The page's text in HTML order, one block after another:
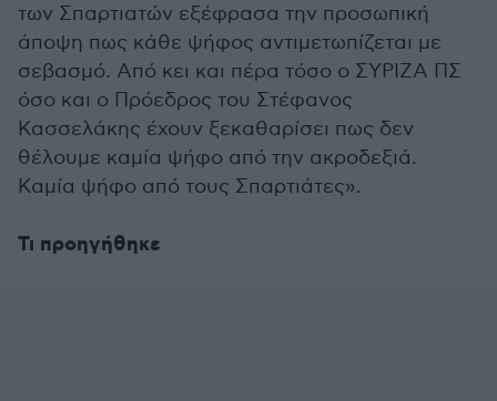
των Σπαρτιατών εξέφρασα την προσωπική
άποψη πως κάθε ψήφος αντιμετωπίζεται με
σεβασμό. Από κει και πέρα τόσο ο ΣΥΡΙΖΑ ΠΣ
όσο και ο Πρόεδρος του Στέφανος
Κασσελάκης έχουν ξεκαθαρίσει πως δεν
θέλουμε καμία ψήφο από την ακροδεξιά.
Καμία ψήφο από τους Σπαρτιάτες».
Τι προηγήθηκε